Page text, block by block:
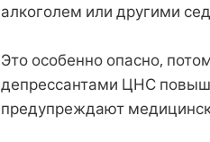
алкоголем или другими
Это особенно опасно,
депрессантами ЦНС
предупреждают